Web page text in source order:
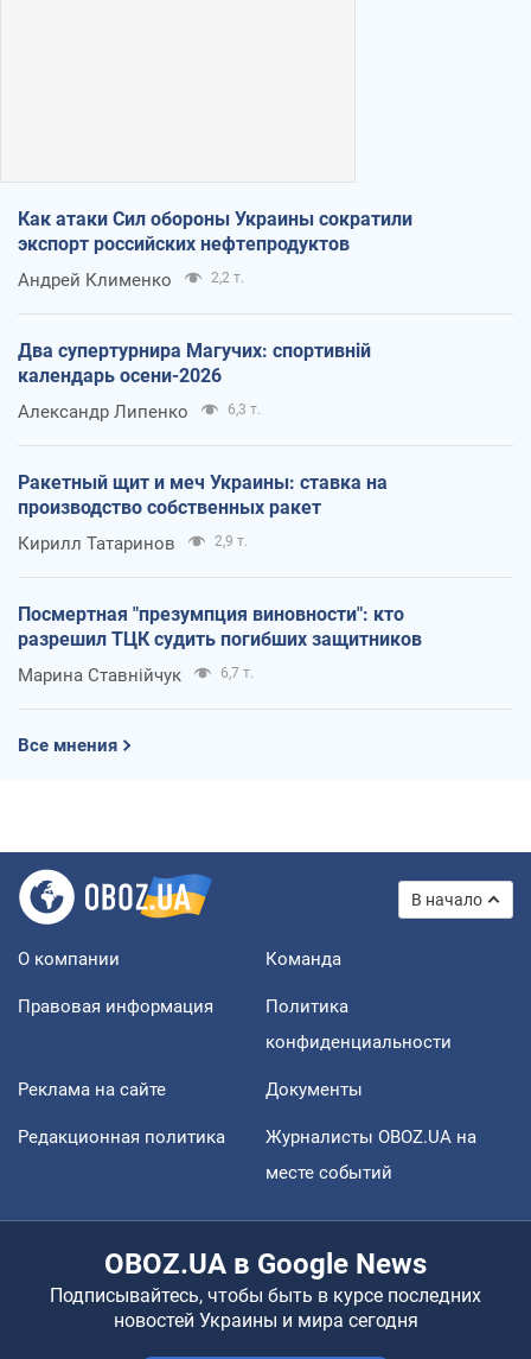
Как атаки Сил обороны Украины сократили
экспорт российских нефтепродуктов
Андрей Клименко 2,2 т.
Два супертурнира Магучих: спортивній
календарь осени-2026
Александр Липенко 6,3 т.
Ракетный щит и меч Украины: ставка на
производство собственных ракет
Кирилл Татаринов 2,9 т.
Посмертная "презумпция виновности": кто
разрешил ТЦК судить погибших защитников
Марина Ставнійчук 6,7 т.
Все мнения
В начало
О компании Команда
Правовая информация
Политика
конфиденциальности
Реклама на сайте Документы
Редакционная политика
Журналисты OBOZ.UA на
месте событий
OBOZ.UA в Google News
Подписывайтесь, чтобы быть в курсе последних
новостей Украины и мира сегодня